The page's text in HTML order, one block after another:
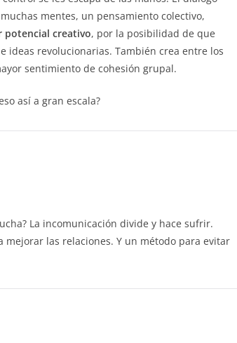
mentes, un pensamiento colectivo,
potencial creativo, por la posibilidad de que
ideas revolucionarias. También crea entre los
sentimiento de cohesión grupal.
así a gran escala?
La incomunicación divide y hace sufrir.
las relaciones. Y un método para evitar